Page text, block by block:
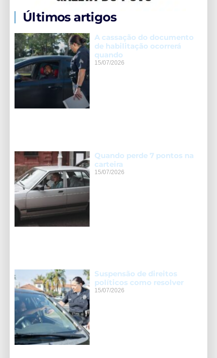
Últimos artigos
A cassação do documento
de habilitação ocorrerá
quando
15/07/2026
Quando perde 7 pontos na
carteira
15/07/2026
Suspensão de direitos
políticos como resolver
15/07/2026